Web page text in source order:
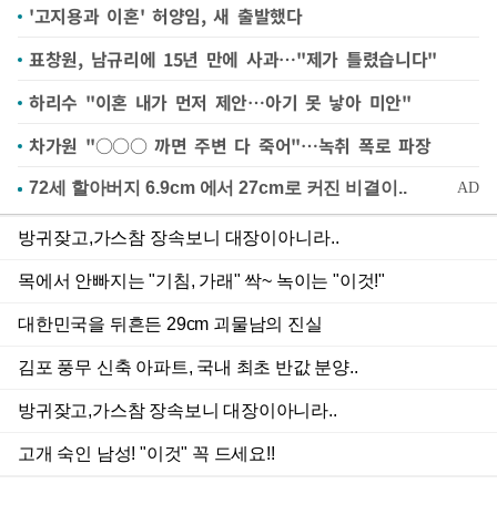
'고지용과 이혼' 허양임, 새 출발했다
표창원, 남규리에 15년 만에 사과…"제가 틀렸습니다"
하리수 "이혼 내가 먼저 제안…아기 못 낳아 미안"
차가원 "○○○ 까면 주변 다 죽어"…녹취 폭로 파장